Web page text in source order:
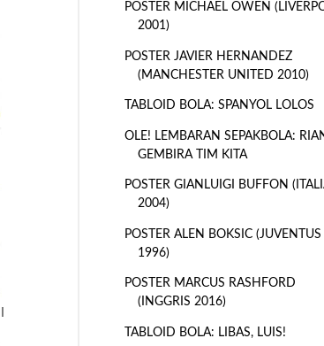
POSTER MICHAEL OWEN
2001)
POSTER JAVIER HERNANDEZ
(MANCHESTER UNITED 2010)
TABLOID BOLA: SPANYOL LOLOS
OLE! LEMBARAN SEPAKBOLA:
GEMBIRA TIM KITA
POSTER GIANLUIGI BUFFON
2004)
POSTER ALEN BOKSIC (JUVENTUS
1996)
POSTER MARCUS RASHFORD
(INGGRIS 2016)
TABLOID BOLA: LIBAS, LUIS!